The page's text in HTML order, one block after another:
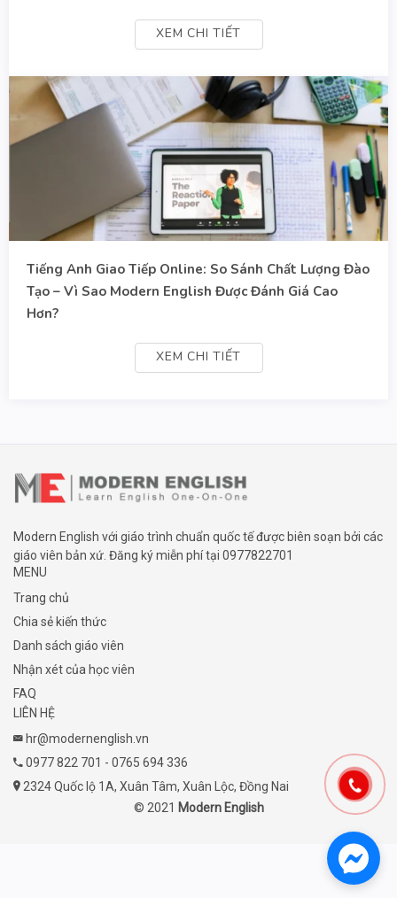
XEM CHI TIẾT
Tiếng Anh Giao Tiếp Online: So Sánh Chất Lượng Đào
Tạo – Vì Sao Modern English Được Đánh Giá Cao
Hơn?
XEM CHI TIẾT
Modern English với giáo trình chuẩn quốc tế được biên soạn bởi các
giáo viên bản xứ. Đăng ký miễn phí tại 0977822701
MENU
Trang chủ
Chia sẻ kiến thức
Danh sách giáo viên
Nhận xét của học viên
FAQ
LIÊN HỆ
hr@modernenglish.vn
0977 822 701 - 0765 694 336
2324 Quốc lộ 1A, Xuân Tâm, Xuân Lộc, Đồng Nai
© 2021 Modern English